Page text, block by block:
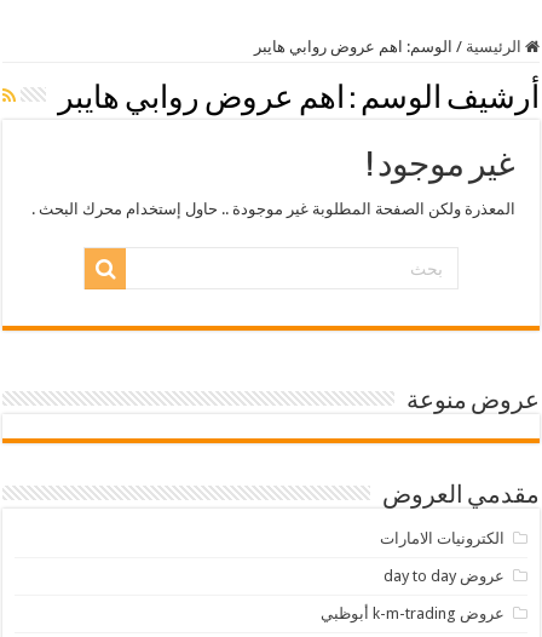
الرئيسية / الوسم: اهم عروض روابي هايبر
أرشيف الوسم : اهم عروض روابي هايبر
غير موجود !
المعذرة ولكن الصفحة المطلوبة غير موجودة .. حاول إستخدام محرك البحث .
عروض منوعة
مقدمي العروض
الكترونيات الامارات
عروض day to day
عروض k-m-trading أبوظبي